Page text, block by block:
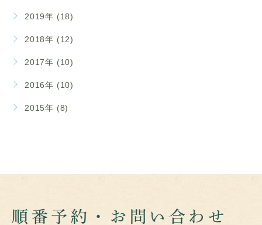
2019年 (18)
2018年 (12)
2017年 (10)
2016年 (10)
2015年 (8)
順番予約・お問い合わせ